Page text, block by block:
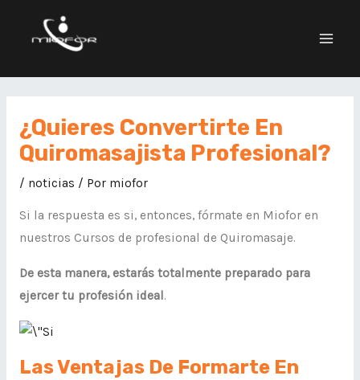
¿Quieres Convertirte En
Quiromasajista Profesional?
/ noticias / Por miofor
Si la respuesta es si, entonces, fórmate en Miofor en
nuestros Cursos de profesional de Quiromasaje.
De esta manera, estarás totalmente preparado para
ejercer tu profesión ideal.
Las Ventajas De Formarte En